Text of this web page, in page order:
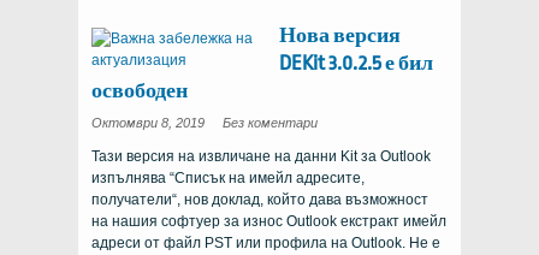
Нова версия
DEKit 3.0.2.5 е бил
освободен
Октомври 8, 2019 Без коментариНова
3.0.2.5
бил
освободен
Тази версия на извличане на данни Kit за Outlook
изпълнява “Списък на имейл адресите,
получатели“, нов доклад, който дава възможност
на нашия софтуер за износ Outlook екстракт имейл
адреси от файл PST или профила на Outlook. Не е